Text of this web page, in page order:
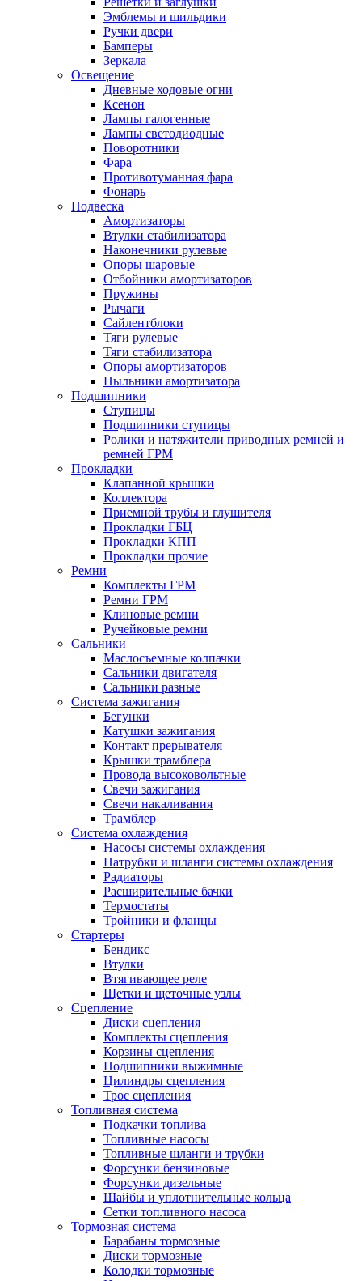
Эмблемы и шильдики
Ручки двери
Бамперы
Зеркала
Освещение
Дневные ходовые огни
Ксенон
Лампы галогенные
Лампы светодиодные
Поворотники
Фара
Противотуманная фара
Фонарь
Подвеска
Амортизаторы
Втулки стабилизатора
Наконечники рулевые
Опоры шаровые
Отбойники амортизаторов
Пружины
Рычаги
Сайлентблоки
Тяги рулевые
Тяги стабилизатора
Опоры амортизаторов
Пыльники амортизатора
Подшипники
Ступицы
Подшипники ступицы
Ролики и натяжители приводных ремней и
ремней ГРМ
Прокладки
Клапанной крышки
Коллектора
Приемной трубы и глушителя
Прокладки ГБЦ
Прокладки КПП
Прокладки прочие
Ремни
Комплекты ГРМ
Ремни ГРМ
Клиновые ремни
Ручейковые ремни
Сальники
Маслосъемные колпачки
Сальники двигателя
Сальники разные
Система зажигания
Бегунки
Катушки зажигания
Контакт прерывателя
Крышки трамблера
Провода высоковольтные
Свечи зажигания
Свечи накаливания
Трамблер
Система охлаждения
Насосы системы охлаждения
Патрубки и шланги системы охлаждения
Радиаторы
Расширительные бачки
Термостаты
Тройники и фланцы
Стартеры
Бендикс
Втулки
Втягивающее реле
Щетки и щеточные узлы
Сцепление
Диски сцепления
Комплекты сцепления
Корзины сцепления
Подшипники выжимные
Цилиндры сцепления
Трос сцепления
Топливная система
Подкачки топлива
Топливные насосы
Топливные шланги и трубки
Форсунки бензиновые
Форсунки дизельные
Шайбы и уплотнительные кольца
Сетки топливного насоса
Тормозная система
Барабаны тормозные
Диски тормозные
Колодки тормозные